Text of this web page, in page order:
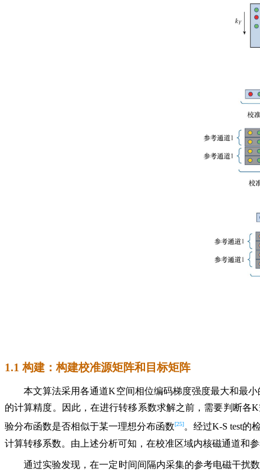
1.1 构建：构建校准源矩阵和目标矩阵
本文算法采用各通道K空间相位编码梯度强度最大和最
的计算精度。因此，在进行转移系数求解之前，需要判断各
验分布函数是否相似于某一理想分布函数[25]。经过K-S test的
计算转移系数。由上述分析可知，在校准区域内核磁通道和
通过实验发现，在一定时间间隔内采集的参考电磁干扰